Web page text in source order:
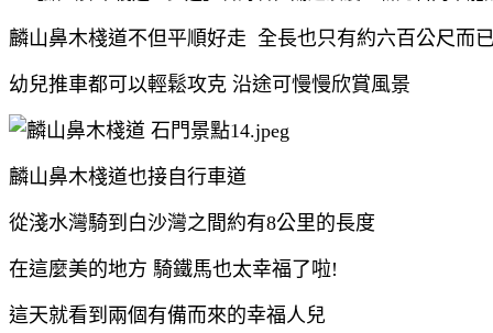
麟山鼻木棧道不但平順好走 全長也只有約六百公尺而
幼兒推車都可以輕鬆攻克 沿途可慢慢欣賞風景
麟山鼻木棧道也接自行車道
從淺水灣騎到白沙灣之間約有8公里的長度
在這麼美的地方 騎鐵馬也太幸福了啦!
這天就看到兩個有備而來的幸福人兒